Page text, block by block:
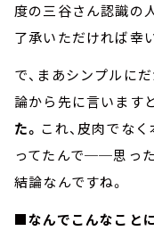
度の三谷さん認識の
了承いただければ幸
で、まあシンプルに
論から先に言います
た。 これ、皮肉でな
ってたんで──思った
結論なんですね。
■なんでこんなこと